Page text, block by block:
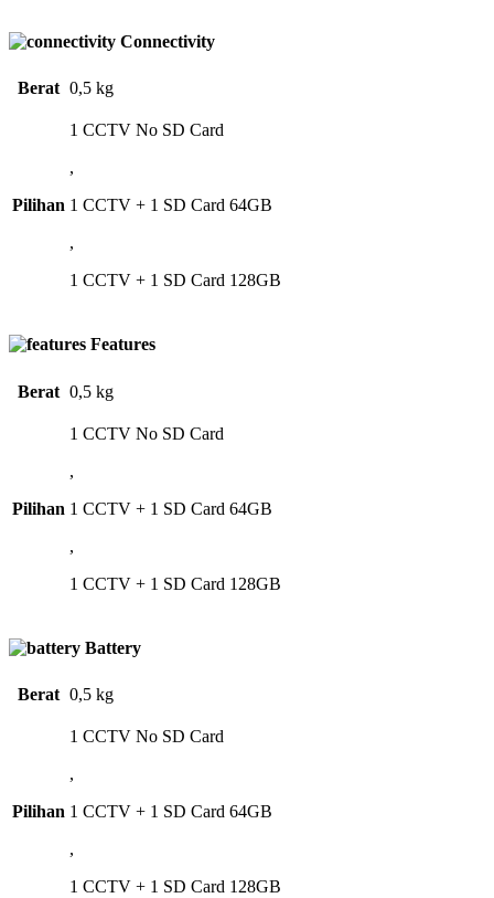
Connectivity
Berat 0,5 kg
Pilihan
1 CCTV No SD Card
,
1 CCTV + 1 SD Card 64GB
,
1 CCTV + 1 SD Card 128GB
Features
Berat 0,5 kg
Pilihan
1 CCTV No SD Card
,
1 CCTV + 1 SD Card 64GB
,
1 CCTV + 1 SD Card 128GB
Battery
Berat 0,5 kg
Pilihan
1 CCTV No SD Card
,
1 CCTV + 1 SD Card 64GB
,
1 CCTV + 1 SD Card 128GB